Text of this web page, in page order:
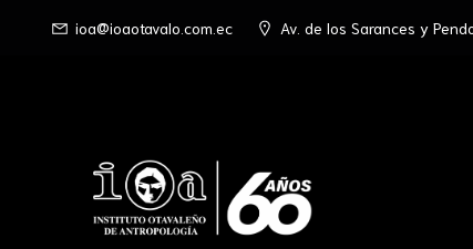
ioa@ioaotavalo.com.ec Av. de los Sarances y